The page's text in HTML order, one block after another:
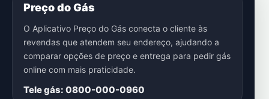
Preço do Gás
O Aplicativo Preço do Gás conecta o cliente às
revendas que atendem seu endereço, ajudando a
comparar opções de preço e entrega para pedir gás
online com mais praticidade.
Tele gás: 0800-000-0960